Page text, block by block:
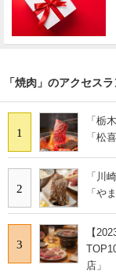
「焼肉」のアクセス
1
「栃
「松
2
「川
「や
3
【
店」